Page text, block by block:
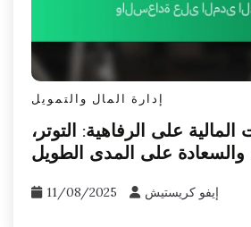
إدارة المال والتمويل
المالية على الرفاهية: التوتر،
والسعادة على المدى الطويل
11/08/2025 إيفو كريستيش